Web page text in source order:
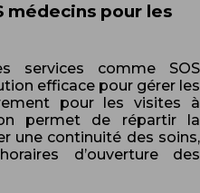
médecins pour les
services comme SOS
efficace pour gérer les
pour les visites à
permet de répartir la
une continuité des soins,
d’ouverture des